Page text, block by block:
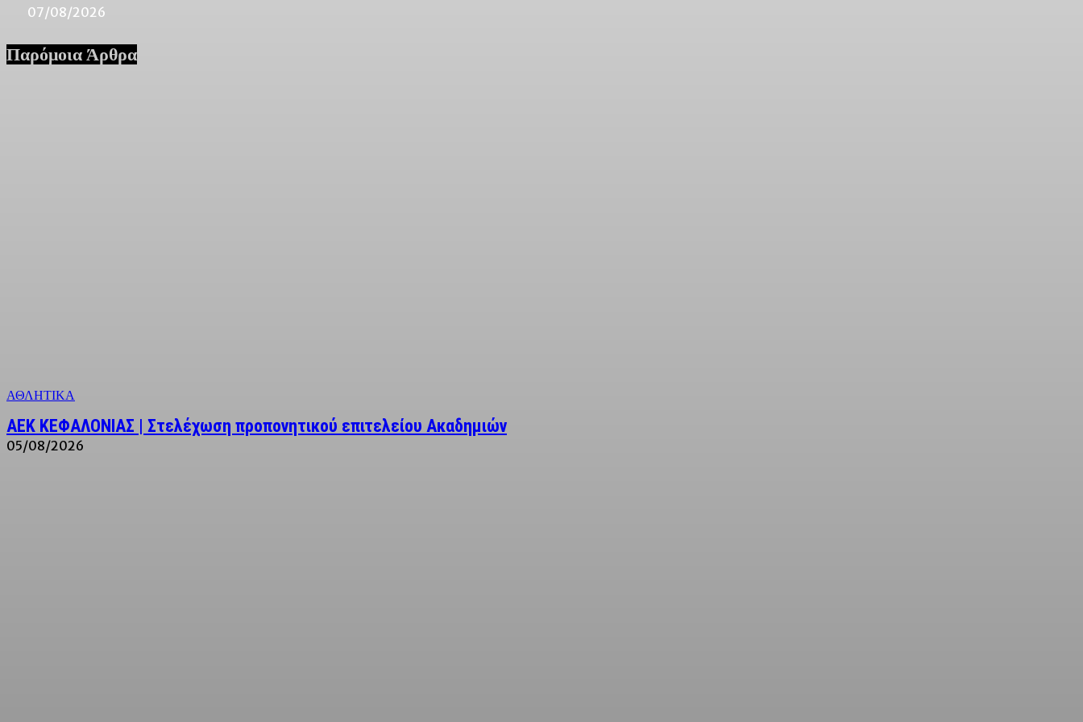
07/08/2026
Παρόμοια Άρθρα
ΑΘΛΗΤΙΚΑ
ΑΕΚ ΚΕΦΑΛΟΝΙΑΣ | Στελέχωση προπονητικού επιτελείου Ακαδημιών
05/08/2026